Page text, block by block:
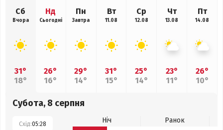
Сб
Вчора
31°
18°
Нд
Сьогодні
26°
16°
Пн
Завтра
29°
14°
Вт
11.08
31°
15°
Ср
12.08
25°
14°
Чт
13.08
23°
11°
Пт
14.08
26°
10°
Субота, 8 серпня
Схід:05:28 Ніч
Ранок